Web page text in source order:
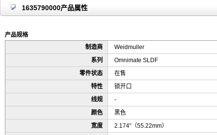
1635790000产品属性
产品规格
制造商
Weidmuller
系列
Omnimate SLDF
零件状态
在售
特性
锁开口
线规
-
颜色
黑色
宽度
2.174"（55.22mm）